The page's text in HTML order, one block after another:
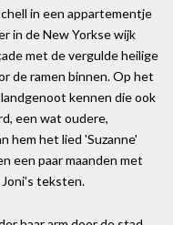
in een appartementje
in de New Yorkse wijk
met de vergulde heilige
de ramen binnen. Op het
kennen die ook
een wat oudere,
hem het lied 'Suzanne'
een paar maanden met
teksten.